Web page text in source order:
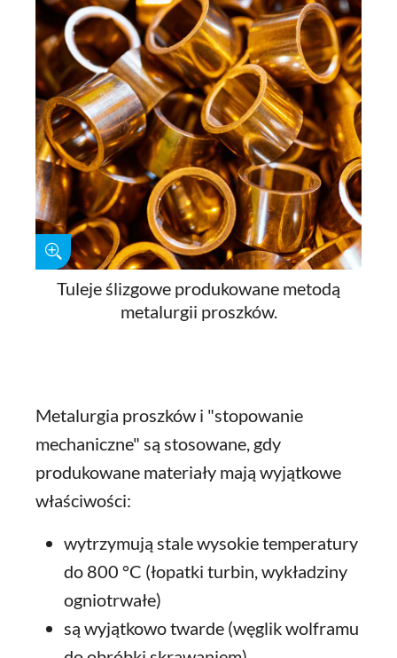
Tuleje ślizgowe produkowane metodą
metalurgii proszków.
Metalurgia proszków i "stopowanie
mechaniczne" są stosowane, gdy
produkowane materiały mają wyjątkowe
właściwości:
wytrzymują stale wysokie temperatury
do 800 °C (łopatki turbin, wykładziny
ogniotrwałe)
są wyjątkowo twarde (węglik wolframu